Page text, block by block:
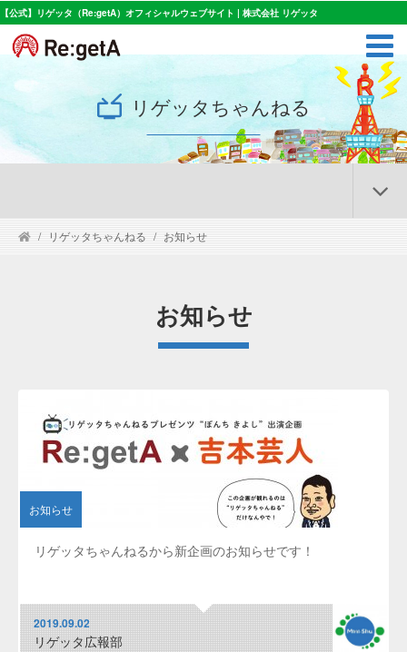
【公式】リゲッタ（Re:getA）オフィシャルウェブサイト | 株式会社 リゲッタ
リゲッタちゃんねる
リゲッタちゃんねる お知らせ
お知らせ
お知らせ
リゲッタちゃんねるから新企画のお知らせです！
2019.09.02
リゲッタ広報部